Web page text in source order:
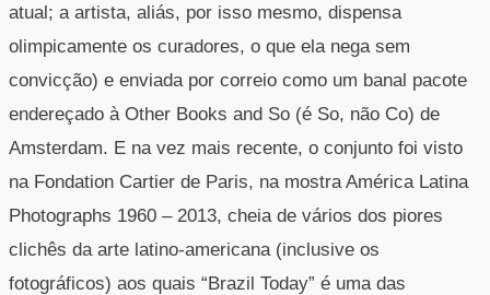
atual; a artista, aliás, por isso mesmo, dispensa
olimpicamente os curadores, o que ela nega sem
convicção) e enviada por correio como um banal pacote
endereçado à Other Books and So (é So, não Co) de
Amsterdam. E na vez mais recente, o conjunto foi visto
na Fondation Cartier de Paris, na mostra América Latina
Photographs 1960 – 2013, cheia de vários dos piores
clichês da arte latino-americana (inclusive os
fotográficos) aos quais “Brazil Today” é uma das